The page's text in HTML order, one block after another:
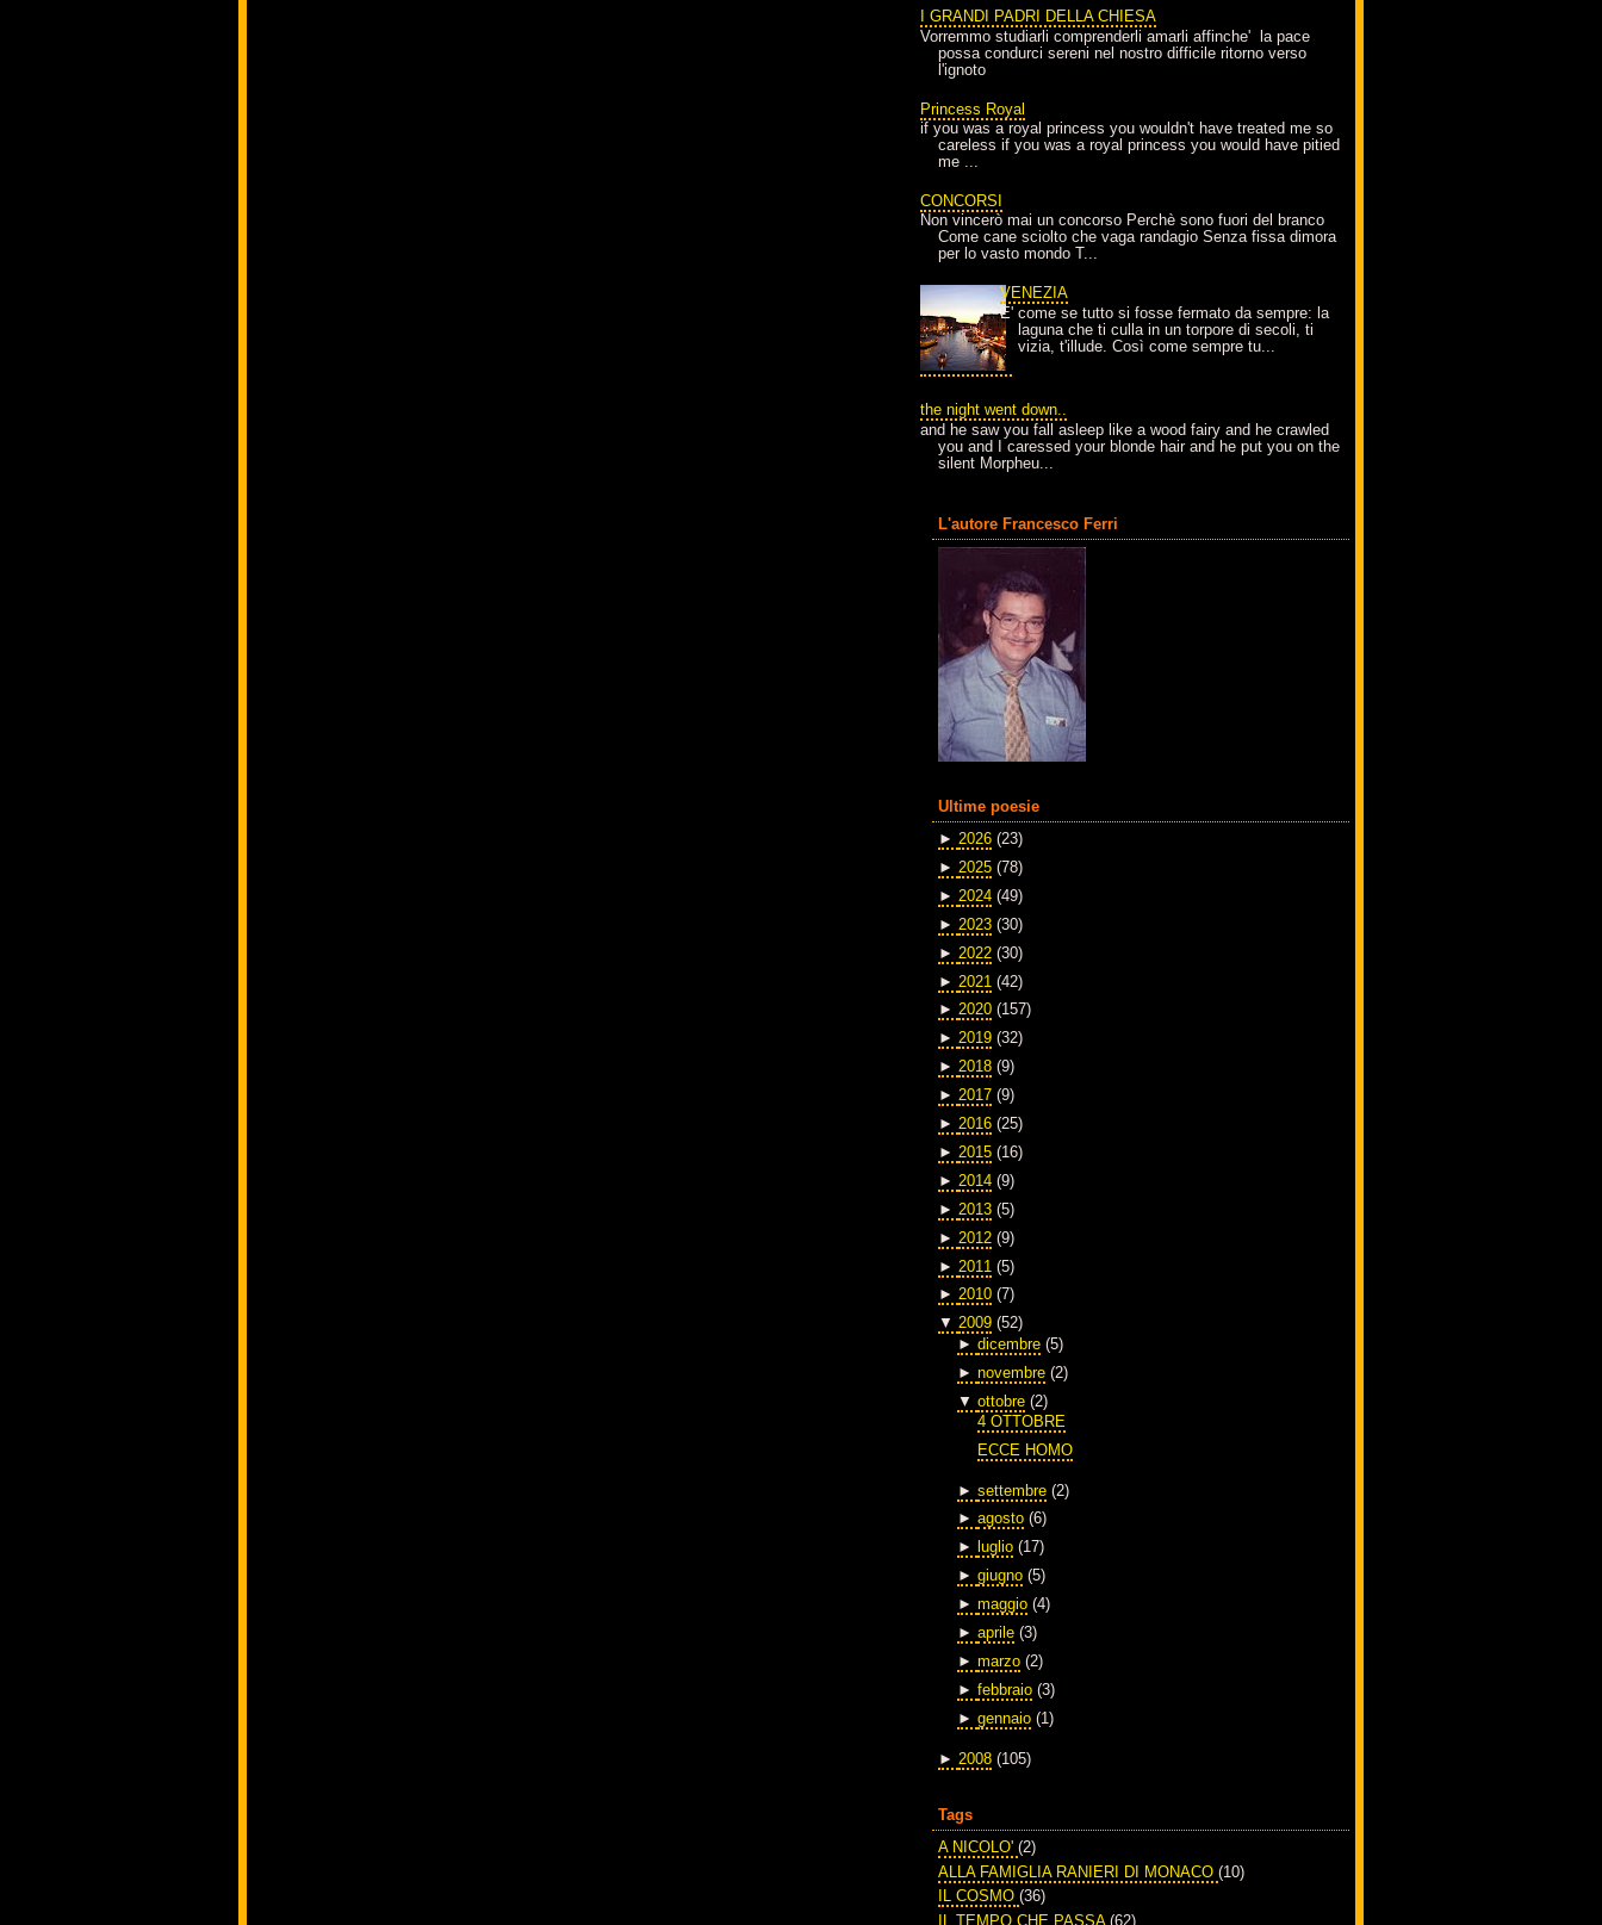
I GRANDI PADRI DELLA CHIESA
Vorremmo studiarli comprenderli amarli affinche' la pace
possa condurci sereni nel nostro difficile ritorno verso
l'ignoto
Princess Royal
if you was a royal princess you wouldn't have treated me so
careless if you was a royal princess you would have pitied
me ...
CONCORSI
Non vincerò mai un concorso Perchè sono fuori del branco
Come cane sciolto che vaga randagio Senza fissa dimora
per lo vasto mondo T...
VENEZIA
E' come se tutto si fosse fermato da sempre: la
laguna che ti culla in un torpore di secoli, ti
vizia, t'illude. Così come sempre tu...
the night went down..
and he saw you fall asleep like a wood fairy and he crawled
you and I caressed your blonde hair and he put you on the
silent Morpheu...
L'autore Francesco Ferri
Ultime poesie
► 2026 (23)
► 2025 (78)
► 2024 (49)
► 2023 (30)
► 2022 (30)
► 2021 (42)
► 2020 (157)
► 2019 (32)
► 2018 (9)
► 2017 (9)
► 2016 (25)
► 2015 (16)
► 2014 (9)
► 2013 (5)
► 2012 (9)
► 2011 (5)
► 2010 (7)
▼ 2009 (52)
► dicembre (5)
► novembre (2)
▼ ottobre (2)
4 OTTOBRE
ECCE HOMO
► settembre (2)
► agosto (6)
►
luglio (17)
► giugno (5)
► maggio (4)
► aprile (3)
► marzo (2)
► febbraio (3)
► gennaio (1)
► 2008 (105)
Tags
A NICOLO' (2)
ALLA FAMIGLIA RANIERI DI MONACO (10)
IL COSMO (36)
IL TEMPO CHE PASSA (62)